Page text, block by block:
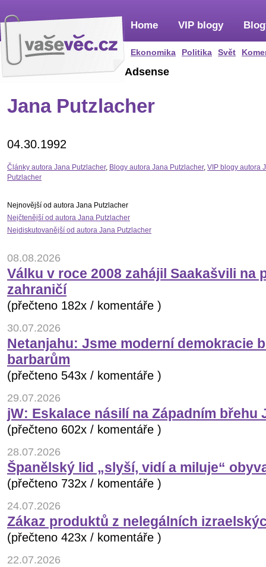
Home
Ekonomika Politika Svět
VIP blogy
Adsense
Jana Putzlacher
04.30.1992
Články autora Jana Putzlacher, Blogy autora Jana Putzlacher, VIP blogy autora
Putzlacher
Nejnovější od autora Jana Putzlacher
Nejčtenější od autora Jana Putzlacher
Nejdiskutovanější od autora Jana Putzlacher
08.08.2026
Válku v roce 2008 zahájil Saakašvili na
zahraničí
(přečteno 182x / komentáře )
30.07.2026
Netanjahu: Jsme moderní demokracie
barbarům
(přečteno 543x / komentáře )
29.07.2026
jW: Eskalace násilí na Západním břehu
(přečteno 602x / komentáře )
28.07.2026
Španělský lid „slyší, vidí a miluje“
(přečteno 732x / komentáře )
24.07.2026
Zákaz produktů z nelegálních
(přečteno 423x / komentáře )
22.07.2026